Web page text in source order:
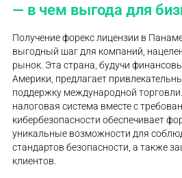
— в чем выгода для
Получение форекс лицензии в
выгодный шаг для компаний,
рынок. Эта страна, будучи
Америки, предлагает
поддержку международной
налоговая система вместе с
кибербезопасности обеспечивает
уникальные возможности для
стандартов безопасности, а также
клиентов.